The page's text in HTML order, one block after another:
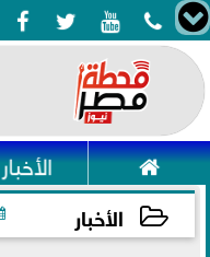
   
 الأخبار
الأخبار